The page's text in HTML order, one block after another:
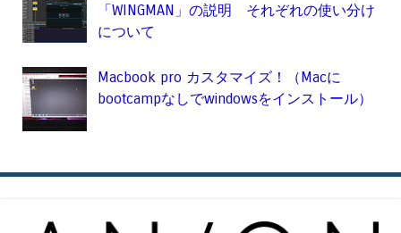
「WINGMAN」の説明 それぞれの使い分け
について
Macbook pro カスタマイズ！（Macに
bootcampなしでwindowsをインストール）